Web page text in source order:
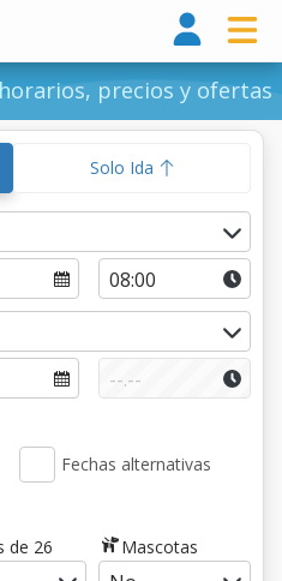
precios y ofertas
Solo Ida
Fechas alternativas
de 26 Mascotas